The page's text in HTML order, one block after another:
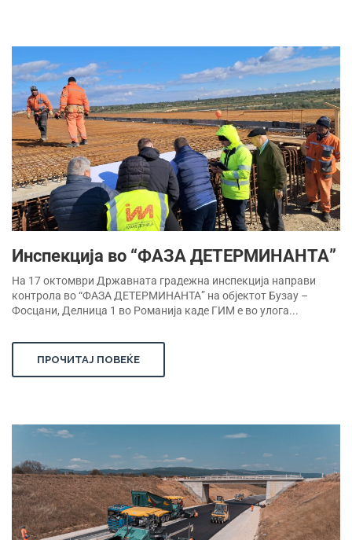
Инспекција во “ФАЗА ДЕТЕРМИНАНТА”
На 17 октомври Државната градежна инспекција направи
контрола во “ФАЗА ДЕТЕРМИНАНТА” на објектот Бузау –
Фосцани, Делница 1 во Романија каде ГИМ е во улога...
ПРОЧИТАЈ ПОВЕЌЕ